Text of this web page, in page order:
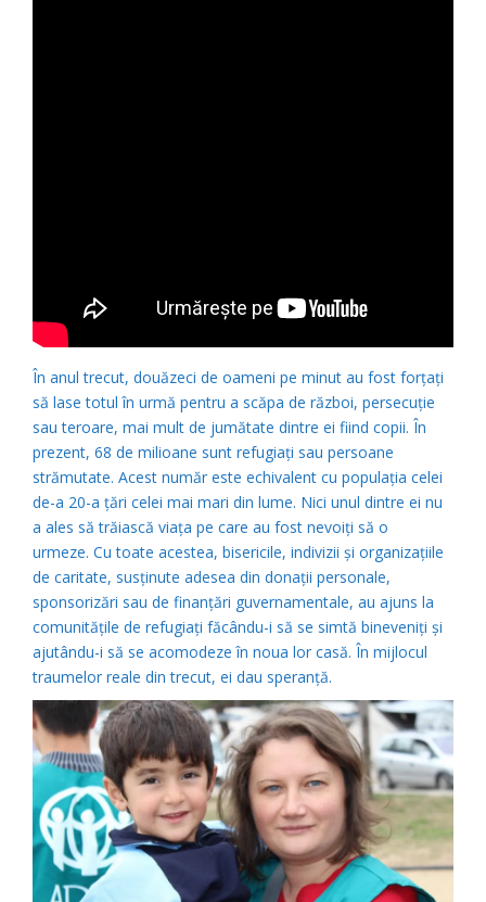
În anul trecut, douăzeci de oameni pe minut au fost forțați
să lase totul în urmă pentru a scăpa de război, persecuție
sau teroare, mai mult de jumătate dintre ei fiind copii. În
prezent, 68 de milioane sunt refugiați sau persoane
strămutate. Acest număr este echivalent cu populația celei
de-a 20-a țări celei mai mari din lume. Nici unul dintre ei nu
a ales să trăiască viața pe care au fost nevoiți să o
urmeze. Cu toate acestea, bisericile, indivizii și organizațiile
de caritate, susținute adesea din donații personale,
sponsorizări sau de finanțări guvernamentale, au ajuns la
comunitățile de refugiați făcându-i să se simtă bineveniți și
ajutându-i să se acomodeze în noua lor casă. În mijlocul
traumelor reale din trecut, ei dau speranță.